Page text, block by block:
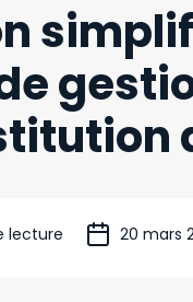
lecture 20 mars